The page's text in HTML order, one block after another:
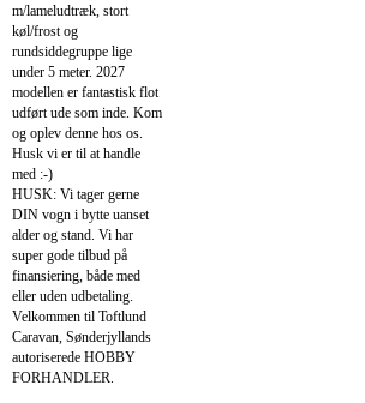
m/lameludtræk, stort
køl/frost og
rundsiddegruppe lige
under 5 meter. 2027
modellen er fantastisk flot
udført ude som inde. Kom
og oplev denne hos os.
Husk vi er til at handle
med :-)
HUSK: Vi tager gerne
DIN vogn i bytte uanset
alder og stand. Vi har
super gode tilbud på
finansiering, både med
eller uden udbetaling.
Velkommen til Toftlund
Caravan, Sønderjyllands
autoriserede HOBBY
FORHANDLER.